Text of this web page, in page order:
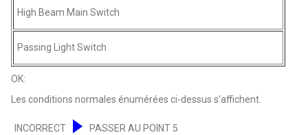
High Beam Main Switch
Passing Light Switch
OK:
Les conditions normales énumérées ci-dessus s'affichent.
INCORRECT PASSER AU POINT 5